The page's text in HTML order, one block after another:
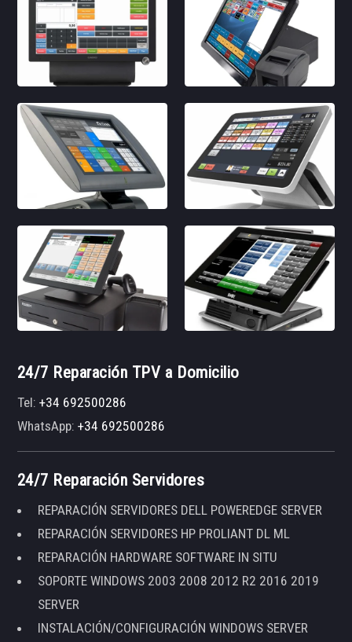
24/7 Reparación TPV a Domicilio
Tel:+34 692500286
WhatsApp:+34 692500286
24/7 Reparación Servidores
REPARACIÓN SERVIDORES DELL POWEREDGE SERVER
REPARACIÓN SERVIDORES HP PROLIANT DL ML
REPARACIÓN HARDWARE SOFTWARE IN SITU
SOPORTE WINDOWS 2003 2008 2012 R2 2016 2019
SERVER
INSTALACIÓN/CONFIGURACIÓN WINDOWS SERVER